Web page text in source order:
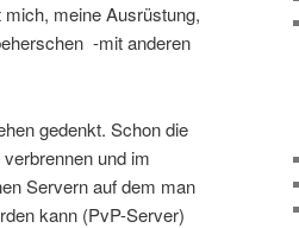
meine Ausrüstung,
-mit anderen
gedenkt. Schon die
und im
Servern auf dem man
kann (PvP-Server)